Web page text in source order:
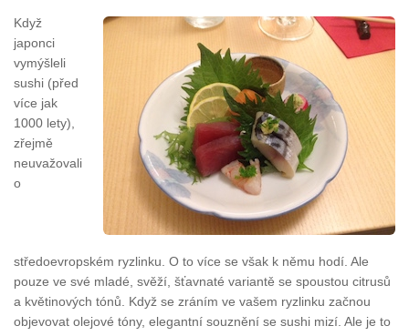
Když
japonci
vymýšleli
sushi (před
více jak
1000 lety),
zřejmě
neuvažovali
o
středoevropském ryzlinku. O to více se však k němu hodí. Ale
pouze ve své mladé, svěží, šťavnaté variantě se spoustou citrusů
a květinových tónů. Když se zráním ve vašem ryzlinku začnou
objevovat olejové tóny, elegantní souznění se sushi mizí. Ale je to